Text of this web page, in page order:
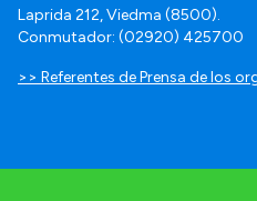
Laprida 212, Viedma (8500).
Conmutador: (02920) 425700
>> Referentes de Prensa de los